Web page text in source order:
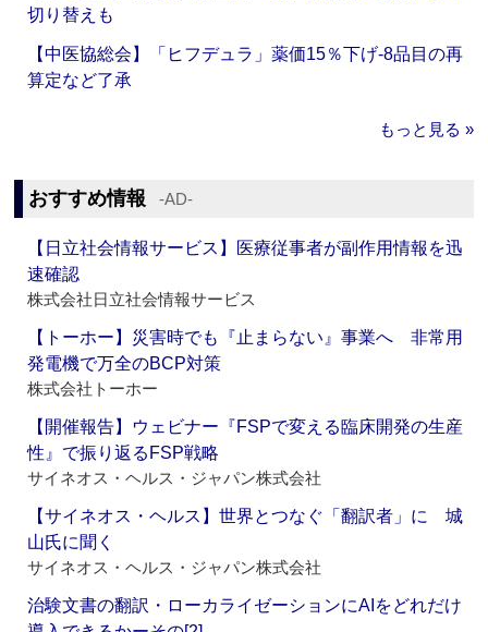
切り替えも
【中医協総会】「ヒフデュラ」薬価15％下げ‐8品目の再
算定など了承
もっと見る »
おすすめ情報 ‐AD‐
【日立社会情報サービス】医療従事者が副作用情報を迅
速確認
株式会社日立社会情報サービス
【トーホー】災害時でも『止まらない』事業へ 非常用
発電機で万全のBCP対策
株式会社トーホー
【開催報告】ウェビナー『FSPで変える臨床開発の生産
性』で振り返るFSP戦略
サイネオス・ヘルス・ジャパン株式会社
【サイネオス・ヘルス】世界とつなぐ「翻訳者」に 城
山氏に聞く
サイネオス・ヘルス・ジャパン株式会社
治験文書の翻訳・ローカライゼーションにAIをどれだけ